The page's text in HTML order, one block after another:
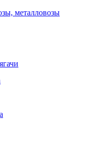
металловозы